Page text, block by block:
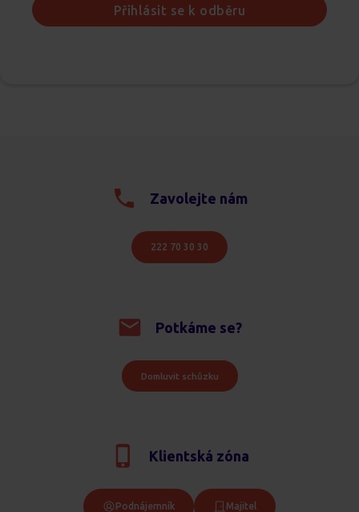
Přihlásit se k odběru
Zavolejte nám
222 70 30 30
Potkáme se?
Domluvit schůzku
Klientská zóna
Podnájemník Majitel